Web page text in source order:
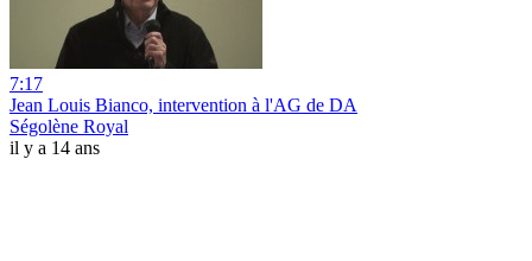
7:17
Jean Louis Bianco, intervention à l'AG de DA
Ségolène Royal
il y a 14 ans